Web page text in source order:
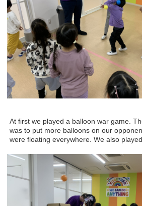
At first we played a balloon war game.
was to put more balloons on our
were floating everywhere. We also